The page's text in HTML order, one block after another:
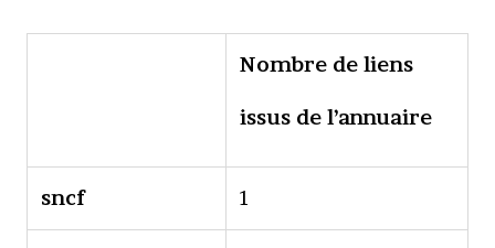
Nombre de liens
issus de l’annuaire
sncf 1